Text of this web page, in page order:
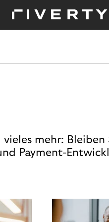
mehr:
Payment-